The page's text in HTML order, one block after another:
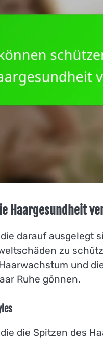
Haargesundheit
darauf ausgelegt
zu
und
Ruhe gönnen.
die Spitzen des